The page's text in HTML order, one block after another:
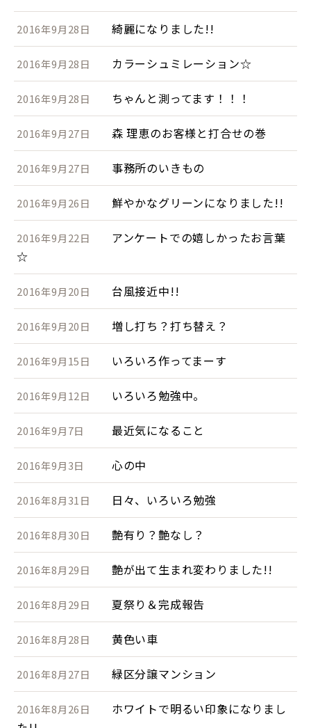
2016年9月28日 綺麗になりました!!
2016年9月28日 カラーシュミレーション☆
2016年9月28日 ちゃんと測ってます！！！
2016年9月27日 森 理恵のお客様と打合せの巻
2016年9月27日 事務所のいきもの
2016年9月26日 鮮やかなグリーンになりました!!
2016年9月22日
アンケートでの嬉しかったお言葉
☆
2016年9月20日 台風接近中!!
2016年9月20日 増し打ち？打ち替え？
2016年9月15日 いろいろ作ってまーす
2016年9月12日 いろいろ勉強中。
2016年9月7日 最近気になること
2016年9月3日 心の中
2016年8月31日 日々、いろいろ勉強
2016年8月30日 艶有り？艶なし？
2016年8月29日 艶が出て生まれ変わりました!!
2016年8月29日 夏祭り＆完成報告
2016年8月28日 黄色い車
2016年8月27日 緑区分譲マンション
2016年8月26日
ホワイトで明るい印象になりまし